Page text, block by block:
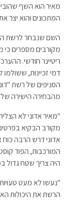
מאיר הוא השף
המתכונים והוא יצר
השם שנבחר לרשת
מקורבים מספרים כי
דמי זכיינות,
הסניפים של רשת
מהבחירה הישירה של
מקורב הבקיא
אדוני דרש הרבה
המורכבות, הפוד
היה צריך שטח גדול
"נעשו לא מעט
הרשת את היכולות